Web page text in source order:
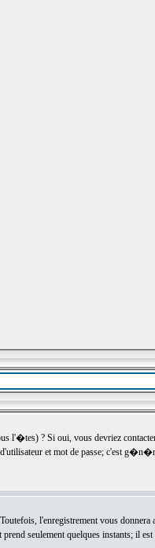
? Si oui, vous devriez
et mot de passe; c'est
l'enregistrement vous
seulement quelques instants; il